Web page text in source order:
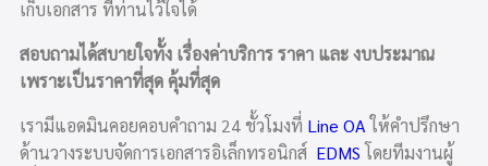
เก็บเอกสาร ที่ท่านไว้ใจได้
สอบถามได้สบายใจทั้ง เรื่องค่าบริการ ราคา และ งบประมาณ
เพราะเป็นราคาที่สุด คุ้มที่สุด
เรามีแอดมินคอยคอบคำถาม 24 ชั้วโมงที่ Line OAให้คำปรึกษา
ด้านวางระบบจัดการเอกสารอิเล็กทรอนิกส์ EDMS โดยทีมงานผู้